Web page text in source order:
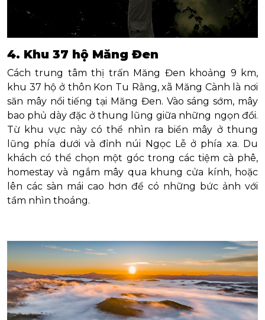
4. Khu 37 hộ Măng Đen
Cách trung tâm thị trấn Măng Đen khoảng 9 km,
khu 37 hộ ở thôn Kon Tu Rằng, xã Măng Cành là nơi
săn mây nổi tiếng tại Măng Đen. Vào sáng sớm, mây
bao phủ dày đặc ở thung lũng giữa những ngọn đồi.
Từ khu vực này có thể nhìn ra biển mây ở thung
lũng phía dưới và đỉnh núi Ngọc Lễ ở phía xa. Du
khách có thể chọn một góc trong các tiệm cà phê,
homestay và ngắm mây qua khung cửa kính, hoặc
lên các sàn mái cao hơn để có những bức ảnh với
tầm nhìn thoáng.